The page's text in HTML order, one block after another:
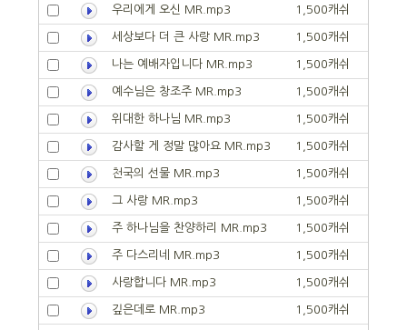
우리에게 오신 MR.mp3 1,500캐쉬
세상보다 더 큰 사랑 MR.mp3 1,500캐쉬
나는 예배자입니다 MR.mp3 1,500캐쉬
예수님은 창조주 MR.mp3 1,500캐쉬
위대한 하나님 MR.mp3 1,500캐쉬
감사할 게 정말 많아요 MR.mp3 1,500캐쉬
천국의 선물 MR.mp3 1,500캐쉬
그 사랑 MR.mp3 1,500캐쉬
주 하나님을 찬양하리 MR.mp3 1,500캐쉬
주 다스리네 MR.mp3 1,500캐쉬
사랑합니다 MR.mp3 1,500캐쉬
깊은데로 MR.mp3 1,500캐쉬